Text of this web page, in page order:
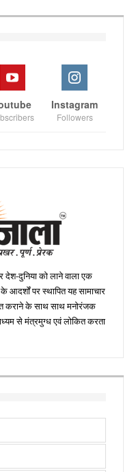
Instagram
Followers
देश-दुनिया को लाने वाला एक
पर स्थापित यह सामाचार
कराने के साथ साथ मनोरंजक
से मंत्रमुग्ध एवं लोकित करता